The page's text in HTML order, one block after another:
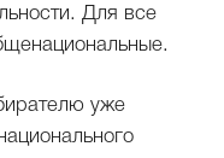
Для все
уже